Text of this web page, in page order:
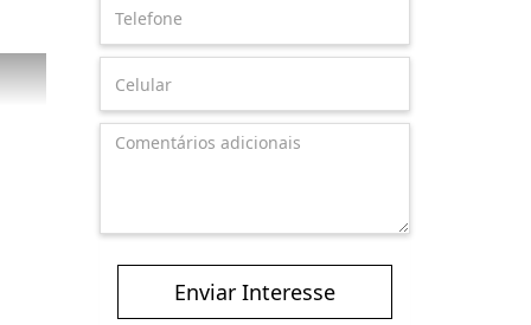
Enviar Interesse